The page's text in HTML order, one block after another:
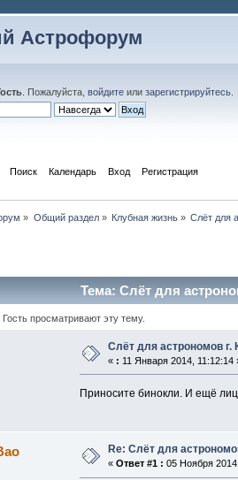
Астрофорум
. Пожалуйста, войдите или зарегистрируйтесь
Поиск Календарь Вход Регистрация
» Общий раздел» Клубная жизнь» Слёт для
Тема: Слёт для
просматривают эту тему.
Слёт для астрономов
« : 11 Января 2014, 11:12:14
Приносите бинокли. И ещё
Re: Слёт для
« Ответ #1 : 05 Ноября